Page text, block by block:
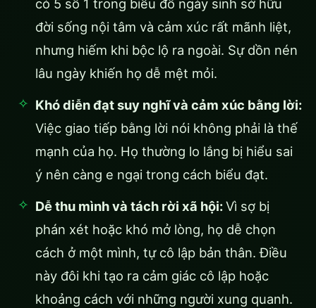
có 5 số 1 trong biểu đồ ngày sinh sở hữu
đời sống nội tâm và cảm xúc rất mãnh liệt,
nhưng hiếm khi bộc lộ ra ngoài. Sự dồn nén
lâu ngày khiến họ dễ mệt mỏi.
Khó diễn đạt suy nghĩ và cảm xúc bằng lời:
Việc giao tiếp bằng lời nói không phải là thế
mạnh của họ. Họ thường lo lắng bị hiểu sai
ý nên càng e ngại trong cách biểu đạt.
Dễ thu mình và tách rời xã hội:Vì sợ bị
phán xét hoặc khó mở lòng, họ dễ chọn
cách ở một mình, tự cô lập bản thân. Điều
này đôi khi tạo ra cảm giác cô lập hoặc
khoảng cách với những người xung quanh.